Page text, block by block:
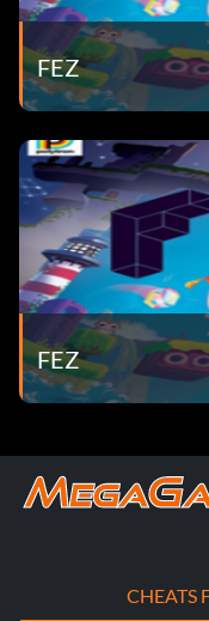
FEZ
FEZ
CHEATS